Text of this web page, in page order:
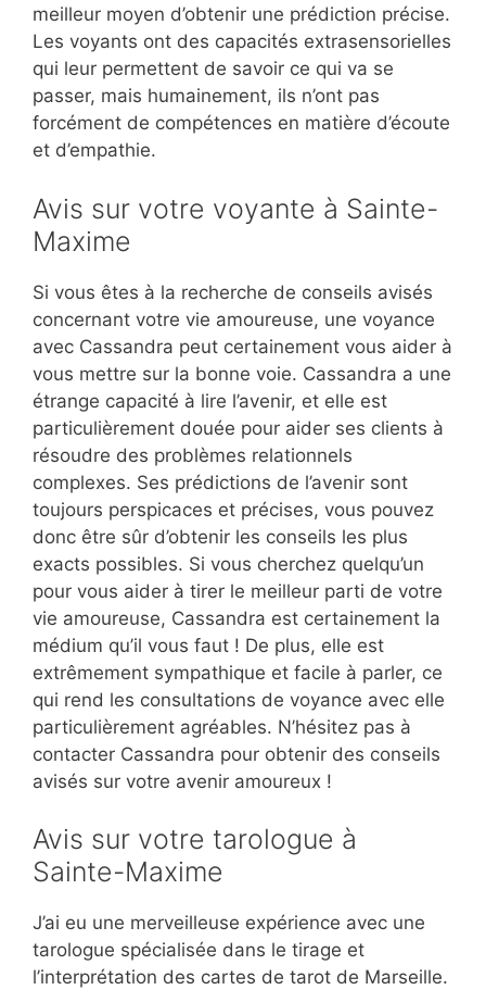
meilleur moyen d’obtenir une prédiction précise.
Les voyants ont des capacités extrasensorielles
qui leur permettent de savoir ce qui va se
passer, mais humainement, ils n’ont pas
forcément de compétences en matière d’écoute
et d’empathie.
Avis sur votre voyante à Sainte-
Maxime
Si vous êtes à la recherche de conseils avisés
concernant votre vie amoureuse, une voyance
avec Cassandra peut certainement vous aider à
vous mettre sur la bonne voie. Cassandra a une
étrange capacité à lire l’avenir, et elle est
particulièrement douée pour aider ses clients à
résoudre des problèmes relationnels
complexes. Ses prédictions de l’avenir sont
toujours perspicaces et précises, vous pouvez
donc être sûr d’obtenir les conseils les plus
exacts possibles. Si vous cherchez quelqu’un
pour vous aider à tirer le meilleur parti de votre
vie amoureuse, Cassandra est certainement la
médium qu’il vous faut ! De plus, elle est
extrêmement sympathique et facile à parler, ce
qui rend les consultations de voyance avec elle
particulièrement agréables. N’hésitez pas à
contacter Cassandra pour obtenir des conseils
avisés sur votre avenir amoureux !
Avis sur votre tarologue à
Sainte-Maxime
J’ai eu une merveilleuse expérience avec une
tarologue spécialisée dans le tirage et
l’interprétation des cartes de tarot de Marseille.